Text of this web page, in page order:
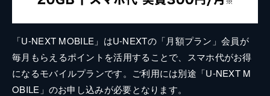
「U-NEXT MOBILE」はU-NEXTの「月額プラン」会員が
毎月もらえるポイントを活用することで、スマホ代がお得
になるモバイルプランです。ご利用には別途「U-NEXT M
OBILE」のお申し込みが必要となります。